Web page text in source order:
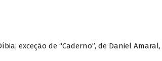
exceção de “Caderno”, de Daniel Amaral,